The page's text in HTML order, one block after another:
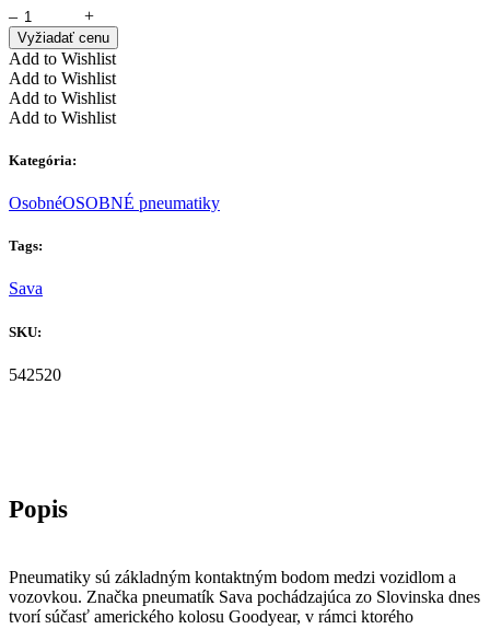
–
+
Vyžiadať cenu
Add to Wishlist
Add to Wishlist
Add to Wishlist
Add to Wishlist
Kategória:
OsobnéOSOBNÉ pneumatiky
Tags:
Sava
SKU:
542520
Pneumatiky sú základným kontaktným bodom medzi vozidlom a
vozovkou. Značka pneumatík Sava pochádzajúca zo Slovinska dnes
tvorí súčasť amerického kolosu Goodyear, v rámci ktorého